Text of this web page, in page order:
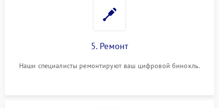
5. Ремонт
Наши специалисты ремонтируют ваш цифровой бинокль.